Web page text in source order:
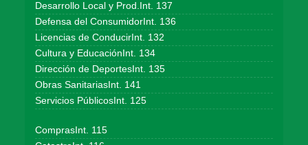
Desarrollo Local y Prod.Int. 137
Defensa del ConsumidorInt. 136
Licencias de ConducirInt. 132
Cultura y EducaciónInt. 134
Dirección de DeportesInt. 135
Obras SanitariasInt. 141
Servicios PúblicosInt. 125
ComprasInt. 115